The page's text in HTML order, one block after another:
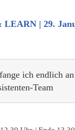
LEARN | 29.
ich endlich
Team